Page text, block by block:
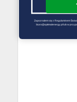
Zapoznałem się z Regulaminem
biuro@optimalenergy.pl lub w